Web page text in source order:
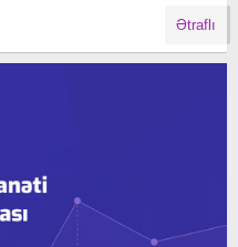
Ətraflı